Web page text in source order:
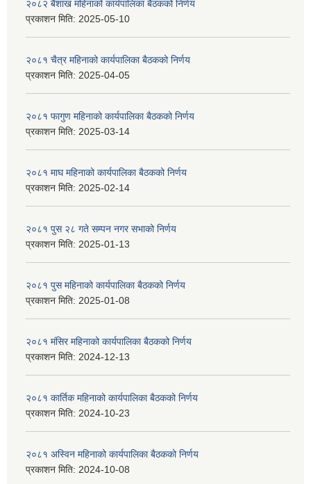
२०८२ बैशाख महिनाको कार्यपालिका बैठकको निर्णय
प्रकाशन मिति: 2025-05-10
२०८१ चैत्र महिनाको कार्यपालिका बैठकको निर्णय
प्रकाशन मिति: 2025-04-05
२०८१ फागुण महिनाको कार्यपालिका बैठकको निर्णय
प्रकाशन मिति: 2025-03-14
२०८१ माघ महिनाको कार्यपालिका बैठकको निर्णय
प्रकाशन मिति: 2025-02-14
२०८१ पुस २८ गते सम्प‍न नगर सभाको निर्णय
प्रकाशन मिति: 2025-01-13
२०८१ पुस महिनाको कार्यपालिका बैठकको निर्णय
प्रकाशन मिति: 2025-01-08
२०८१ मंसिर महिनाको कार्यपालिका बैठकको निर्णय
प्रकाशन मिति: 2024-12-13
२०८१ कार्तिक महिनाको कार्यपालिका बैठकको निर्णय
प्रकाशन मिति: 2024-10-23
२०८१ अस्विन महिनाको कार्यपालिका बैठकको निर्णय
प्रकाशन मिति: 2024-10-08